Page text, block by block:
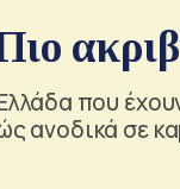
που
ανοδικά σε